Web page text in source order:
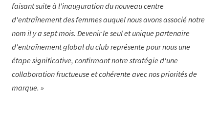
faisant suite à l'inauguration du nouveau centre
d'entraînement des femmes auquel nous avons associé notre
nom il y a sept mois. Devenir le seul et unique partenaire
d'entraînement global du club représente pour nous une
étape significative, confirmant notre stratégie d'une
collaboration fructueuse et cohérente avec nos priorités de
marque.